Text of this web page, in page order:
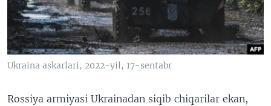
VIDEO
XABARLAR SURATLARDA
ODNOKLASSNIKI
TELEGRAM
TWITTER
Ukraina askarlari, 2022-yil, 17-sentabr
Rossiya armiyasi Ukrainadan siqib chiqarilar ekan,